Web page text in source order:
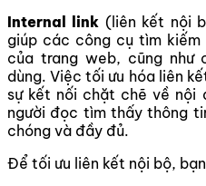
Internal link (liên kết nội
giúp các công cụ tìm
của trang web, cũng như
dùng. Việc tối ưu hóa liên
sự kết nối chặt chẽ về nội
người đọc tìm thấy thông
chóng và đầy đủ.
Để tối ưu liên kết nội bộ,